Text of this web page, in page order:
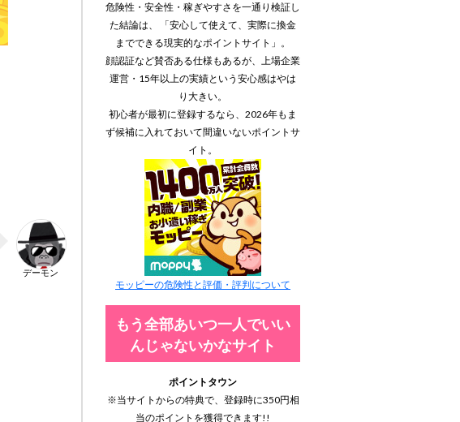
デーモン
危険性・安全性・稼ぎやすさを一通り検証し
た結論は、 「安心して使えて、実際に換金
までできる現実的なポイントサイト」。
顔認証など賛否ある仕様もあるが、上場企業
運営・15年以上の実績という安心感はやは
り大きい。
初心者が最初に登録するなら、2026年もま
ず候補に入れておいて間違いないポイントサ
イト。
モッピーの危険性と評価・評判について
もう全部あいつ一人でいい
んじゃないかなサイト
ポイントタウン
※当サイトからの特典で、登録時に350円相
当のポイントを獲得できます!!